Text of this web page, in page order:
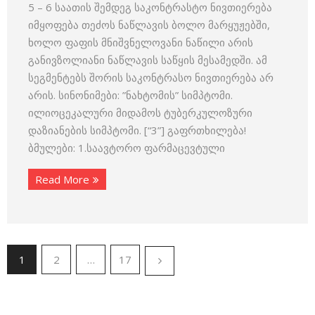
5 – 6 საათის შემდეგ საკონტრასტო ნივთიერება
იმყოფება თეძოს ნაწლავის ბოლო მარყუჟებში,
ხოლო ფაფის მნიშვნელოვანი ნაწილი არის
განივზოლიანი ნაწლავის საწყის მესამედში. ამ
სეგმენტებს შორის საკონტრასო ნივთიერება არ
არის. სინონიმები: ”ნახტომის” სიმპტომი.
ილიოცეკალური მიდამოს ტუბერკულოზური
დაზიანების სიმპტომი. [“3”] გაფრთხილება!
ბმულები: 1.საავტორო ფარმაცევტული
Read More
1 2 … 17